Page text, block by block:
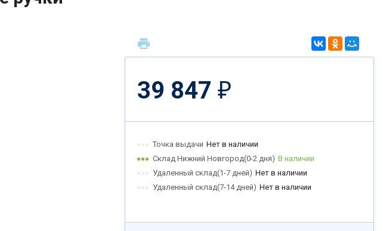
39 847 ₽
Точка выдачи Нет в наличии
Склад Нижний Новгород(0-2 дня) В наличии
Удаленный склад(1-7 дней) Нет в наличии
Удаленный склад(7-14 дней) Нет в наличии